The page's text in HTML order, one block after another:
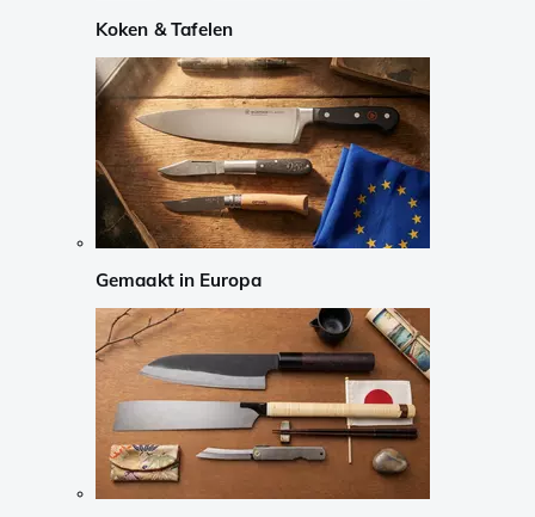
Koken & Tafelen
Gemaakt in Europa